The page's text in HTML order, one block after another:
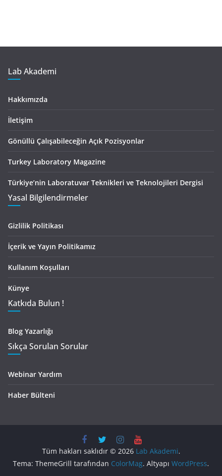
Lab Akademi
Hakkımızda
İletişim
Gönüllü Çalışabileceğin Açık Pozisyonlar
Turkey Laboratory Magazine
Türkiye’nin Laboratuvar Teknikleri ve Teknolojileri Dergisi
Yasal Bilgilendirmeler
Gizlilik Politikası
İçerik ve Yayın Politikamız
Kullanım Koşulları
Künye
Katkıda Bulun !
Blog Yazarlığı
Sıkça Sorulan Sorular
Webinar Yardım
Haber Bülteni
Tüm hakları saklıdır © 2026 Lab Akademi.
Tema: ThemeGrill tarafından ColorMag. Altyapı WordPress.